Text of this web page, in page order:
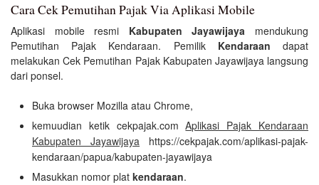
Cara Cek Pemutihan Pajak Via Aplikasi Mobile
Aplikasi mobile resmi Kabupaten Jayawijaya mendukung
Pemutihan Pajak Kendaraan. Pemilik Kendaraan dapat
melakukan Cek Pemutihan Pajak Kabupaten Jayawijaya langsung
dari ponsel.
Buka browser Mozilla atau Chrome,
kemuudian ketik cekpajak.comAplikasi Pajak Kendaraan
Kabupaten Jayawijaya https://cekpajak.com/aplikasi-pajak-
kendaraan/papua/kabupaten-jayawijaya
Masukkan nomor plat kendaraan.